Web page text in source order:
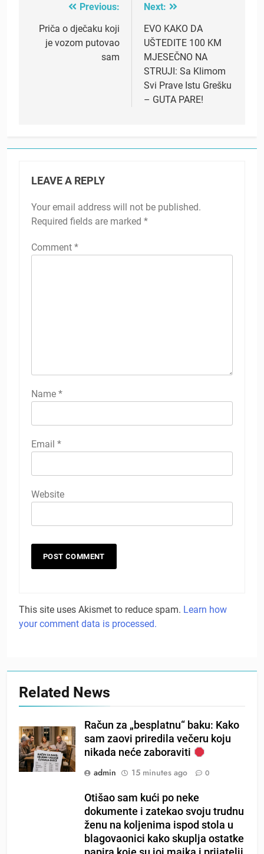
navigation
Previous:
Priča o dječaku koji
je vozom putovao
sam
Next:
EVO KAKO DA
UŠTEDITE 100 KM
MJESEČNO NA
STRUJI: Sa Klimom
Svi Prave Istu Grešku
– GUTA PARE!
LEAVE A REPLY
Your email address will not be published.
Required fields are marked *
Comment *
Name *
Email *
Website
This site uses Akismet to reduce spam. Learn how
your comment data is processed.
Related News
Račun za „besplatnu“ baku: Kako
sam zaovi priredila večeru koju
nikada neće zaboraviti
admin
15 minutes ago 0
Otišao sam kući po neke
dokumente i zatekao svoju trudnu
ženu na koljenima ispod stola u
blagovaonici kako skuplja ostatke